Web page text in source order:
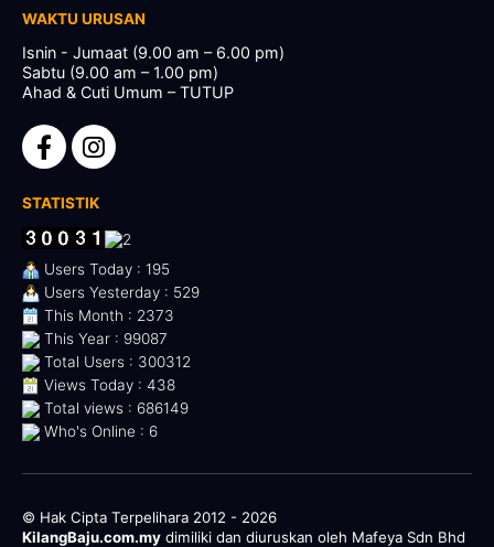
WAKTU URUSAN
Isnin - Jumaat (9.00 am – 6.00 pm)
Sabtu (9.00 am – 1.00 pm)
Ahad & Cuti Umum – TUTUP
STATISTIK
Users Today : 195
Users Yesterday : 529
This Month : 2373
This Year : 99087
Total Users : 300312
Views Today : 438
Total views : 686149
Who's Online : 6
© Hak Cipta Terpelihara 2012 - 2026
KilangBaju.com.my dimiliki dan diuruskan oleh Mafeya Sdn Bhd